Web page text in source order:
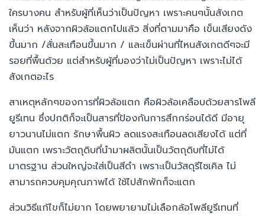
ใครบางคน สำหรับผู้ที่เห็นว่าเป็นปัญหา เพราะคนๆนั้นสังเกต
เห็นว่า หลังจากผิวล้อแตกไปแล้ว สิ่งที่ตามมาคือ เข็นเสียงดัง
ขึ้นมาก /สั่นสะเทือนขึ้นมาก / และเข็นผ่านที่ไหนสังเกตดีๆจะมี
รอยที่พื้นด้วย แต่สำหรับผู้ที่มองว่าไม่เป็นปัญหา เพราะไม่ได้
สังเกตอะไร
สาเหตุหลักๆของการที่ผิวล้อแตก คือผิวล้อเคลือบด้วยสารโพลี
ยูรีเทน ซึ่งปกติก็จะเป็นสารที่ป้องกันการสึกกร่อนได้ดี มีอายุ
ยาวนานไม่แตก รักษาพื้นผิว ลดแรงสะเทือนลดเสียงได้ แต่ที่
มันแตก เพราะวัตถุดิบที่นำมาผลิตนั้นเป็นวัตถุดิบที่ไม่ได้
มาตรฐาน ส่วนใหญ่จะใส่เป็นสีดำ เพราะเป็นวัสดุรีไซเคิล ไม่
สามารถควบคุมคุณภาพได้ ใช้ไปสักพักก็จะแตก
ส่วนวิธีแก้ไขก็ไม่ยาก โดยพยายามไม่เลือกล้อโพลียูรีเทนที่